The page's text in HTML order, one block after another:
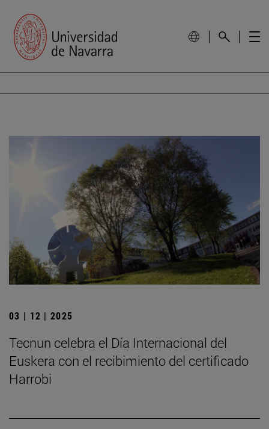
03 | 12 | 2025
Tecnun celebra el Día Internacional del
Euskera con el recibimiento del certificado
Harrobi